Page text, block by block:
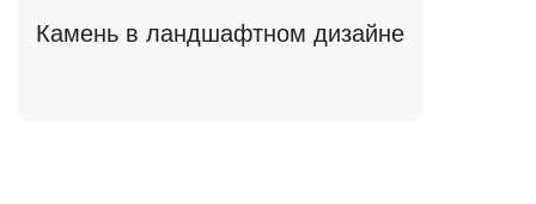
Камень в ландшафтном дизайне